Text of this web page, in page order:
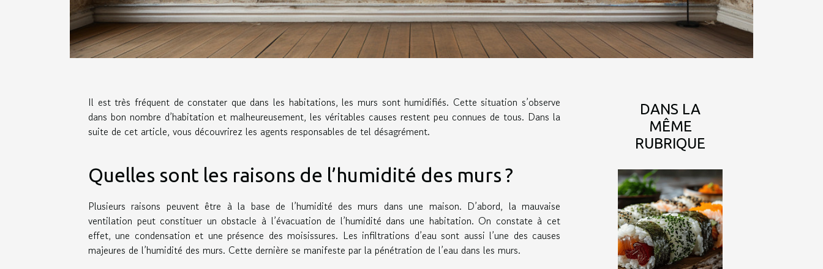
Il est très fréquent de constater que dans les habitations, les murs sont humidifiés. Cette situation s’observe
dans bon nombre d’habitation et malheureusement, les véritables causes restent peu connues de tous. Dans la
suite de cet article, vous découvrirez les agents responsables de tel désagrément.
Quelles sont les raisons de l’humidité des murs ?
Plusieurs raisons peuvent être à la base de l’humidité des murs dans une maison. D’abord, la mauvaise
ventilation peut constituer un obstacle à l’évacuation de l’humidité dans une habitation. On constate à cet
effet, une condensation et une présence des moisissures. Les infiltrations d’eau sont aussi l’une des causes
majeures de l’humidité des murs. Cette dernière se manifeste par la pénétration de l’eau dans les murs.
DANS LA
MÊME
RUBRIQUE